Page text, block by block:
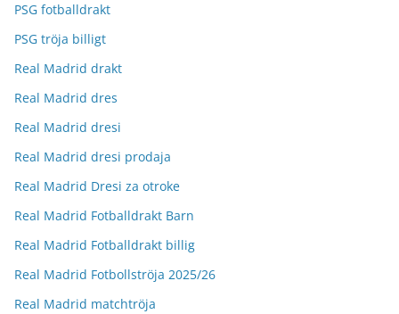
PSG fotballdrakt
PSG tröja billigt
Real Madrid drakt
Real Madrid dres
Real Madrid dresi
Real Madrid dresi prodaja
Real Madrid Dresi za otroke
Real Madrid Fotballdrakt Barn
Real Madrid Fotballdrakt billig
Real Madrid Fotbollströja 2025/26
Real Madrid matchtröja